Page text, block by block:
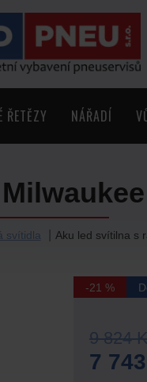
ŘETĚZY NÁŘADÍ
svítidla Aku led svítilna s
-21 %
9 824
7